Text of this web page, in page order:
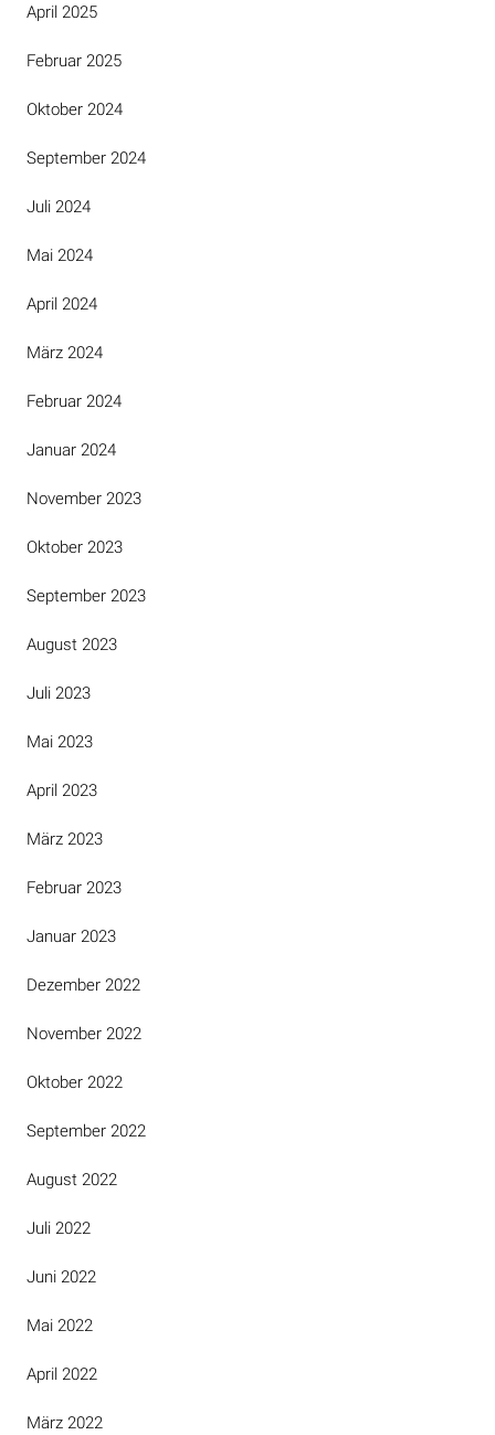
April 2025
Februar 2025
Oktober 2024
September 2024
Juli 2024
Mai 2024
April 2024
März 2024
Februar 2024
Januar 2024
November 2023
Oktober 2023
September 2023
August 2023
Juli 2023
Mai 2023
April 2023
März 2023
Februar 2023
Januar 2023
Dezember 2022
November 2022
Oktober 2022
September 2022
August 2022
Juli 2022
Juni 2022
Mai 2022
April 2022
März 2022